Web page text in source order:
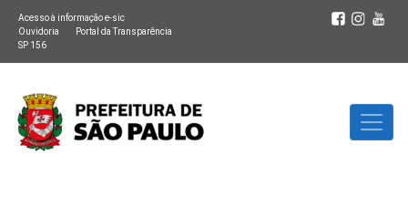
Acesso à informação e-sic
Ouvidoria
Portal da Transparência
SP 156